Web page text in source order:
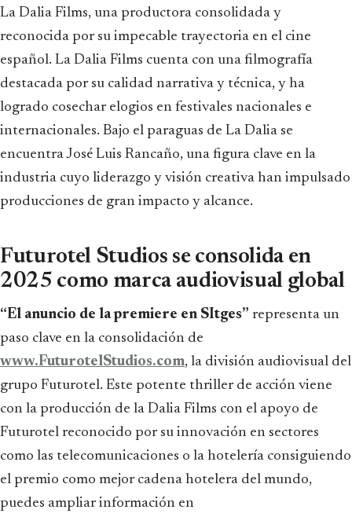
La Dalia Films, una productora consolidada y
reconocida por su impecable trayectoria en el cine
español. La Dalia Films cuenta con una filmografía
destacada por su calidad narrativa y técnica, y ha
logrado cosechar elogios en festivales nacionales e
internacionales. Bajo el paraguas de La Dalia se
encuentra José Luis Rancaño, una figura clave en la
industria cuyo liderazgo y visión creativa han impulsado
producciones de gran impacto y alcance.
Futurotel Studios se consolida en
2025 como marca audiovisual global
“El anuncio de la premiere en SItges” representa un
paso clave en la consolidación de
www.FuturotelStudios.com, la división audiovisual del
grupo Futurotel. Este potente thriller de acción viene
con la producción de la Dalia Films con el apoyo de
Futurotel reconocido por su innovación en sectores
como las telecomunicaciones o la hotelería consiguiendo
el premio como mejor cadena hotelera del mundo,
puedes ampliar información en